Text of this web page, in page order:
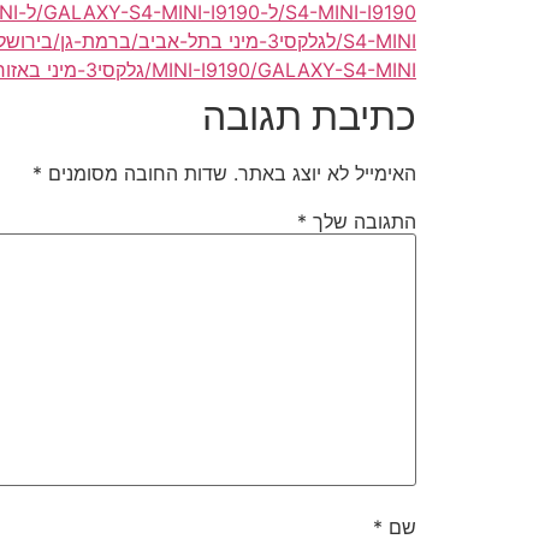
S4-MINI-I9190/ל-GALAXY-S4-MINI-I9190/ל-GALAXY-S4-MINI/לגלקסי3-מיני
S4-MINI/לגלקסי3-מיני בתל-אביב/ברמת-גן/בירושלים/בגדרה/בנתניה/בפתח-תקווה/בוולפסון/בחולון/בבת-ים
MINI-I9190/GALAXY-S4-MINI/גלקסי3-מיני באזור/באיזור תל-אביב/רמת-גן/ירושלים/גדרה/נתניה/פתח-תקווה/וולפסון/חולון/בת-ים
כתיבת תגובה
האימייל לא יוצג באתר. שדות החובה מסומנים *
התגובה שלך *
שם *